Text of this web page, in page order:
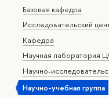
Базовая кафедра
Исследовательский
Кафедра
Научная лаборатория
Научно-
Научно-учебная группа